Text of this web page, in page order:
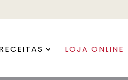
RECEITAS LOJA ONLINE